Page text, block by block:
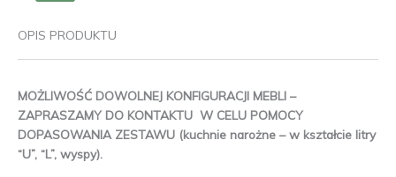
ZLEW
OPIS PRODUKTU
MOŻLIWOŚĆ DOWOLNEJ KONFIGURACJI MEBLI –
ZAPRASZAMY DO KONTAKTU W CELU POMOCY
DOPASOWANIA ZESTAWU (kuchnie narożne – w kształcie litry
“U”, “L”, wyspy).